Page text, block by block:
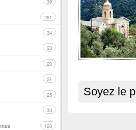
39
281
34
23
20
21
25
33
123
Soyez le